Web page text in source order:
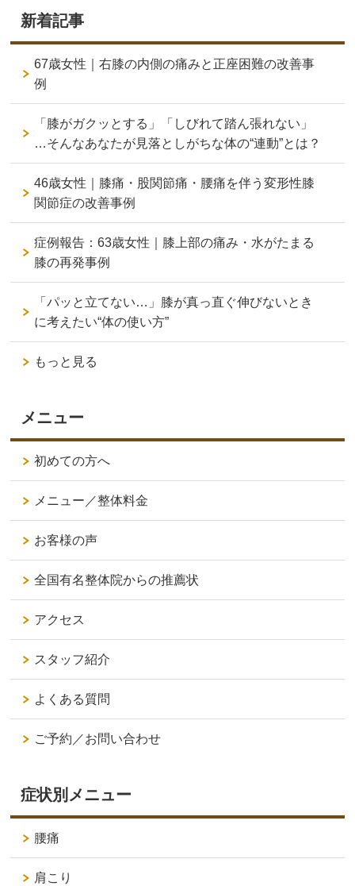
新着記事
67歳女性｜右膝の内側の痛みと正座困難の改善事
例
「膝がガクッとする」「しびれて踏ん張れない」
…そんなあなたが見落としがちな体の“連動”とは？
46歳女性｜膝痛・股関節痛・腰痛を伴う変形性膝
関節症の改善事例
症例報告：63歳女性｜膝上部の痛み・水がたまる
膝の再発事例
「パッと立てない…」膝が真っ直ぐ伸びないとき
に考えたい“体の使い方”
もっと見る
メニュー
初めての方へ
メニュー／整体料金
お客様の声
全国有名整体院からの推薦状
アクセス
スタッフ紹介
よくある質問
ご予約／お問い合わせ
症状別メニュー
腰痛
肩こり